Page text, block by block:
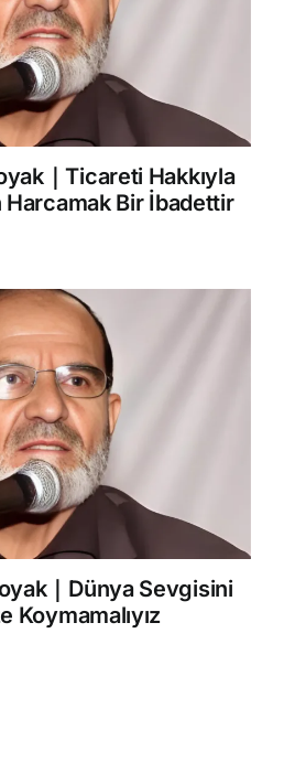
｜Ticareti Hakkıyla
Harcamak Bir İbadettir
｜Dünya Sevgisini
Koymamalıyız